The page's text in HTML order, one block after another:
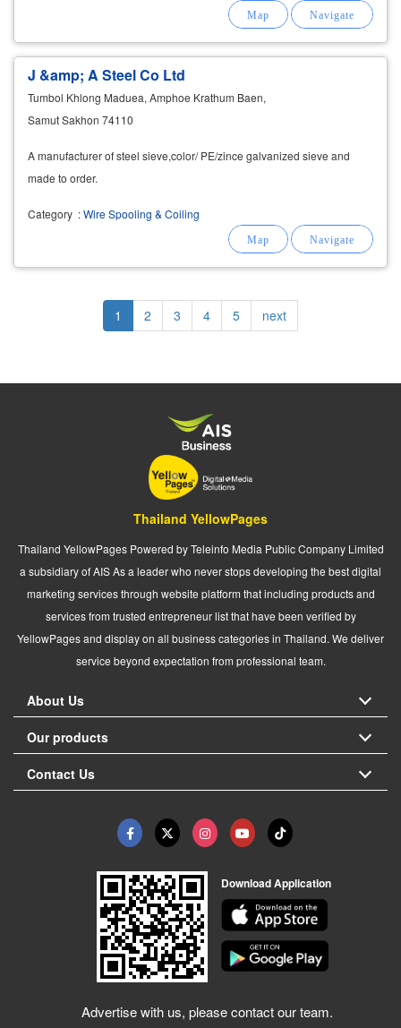
J &amp; A Steel Co Ltd
Tumbol Khlong Maduea, Amphoe Krathum Baen,
Samut Sakhon 74110
A manufacturer of steel sieve,color/ PE/zince galvanized sieve and
made to order.
Category :Wire Spooling & Coiling
Pagination Current
page
1 Page
2 Page
3 Page
4 Page
5
Next
page
next
Thailand YellowPages
Thailand YellowPages Powered by Teleinfo Media Public Company Limited
a subsidiary of AIS As a leader who never stops developing the best digital
marketing services through website platform that including products and
services from trusted entrepreneur list that have been verified by
YellowPages and display on all business categories in Thailand. We deliver
service beyond expectation from professional team.
About Us
Our products
Contact Us
Download Application
Advertise with us, please contact our team.